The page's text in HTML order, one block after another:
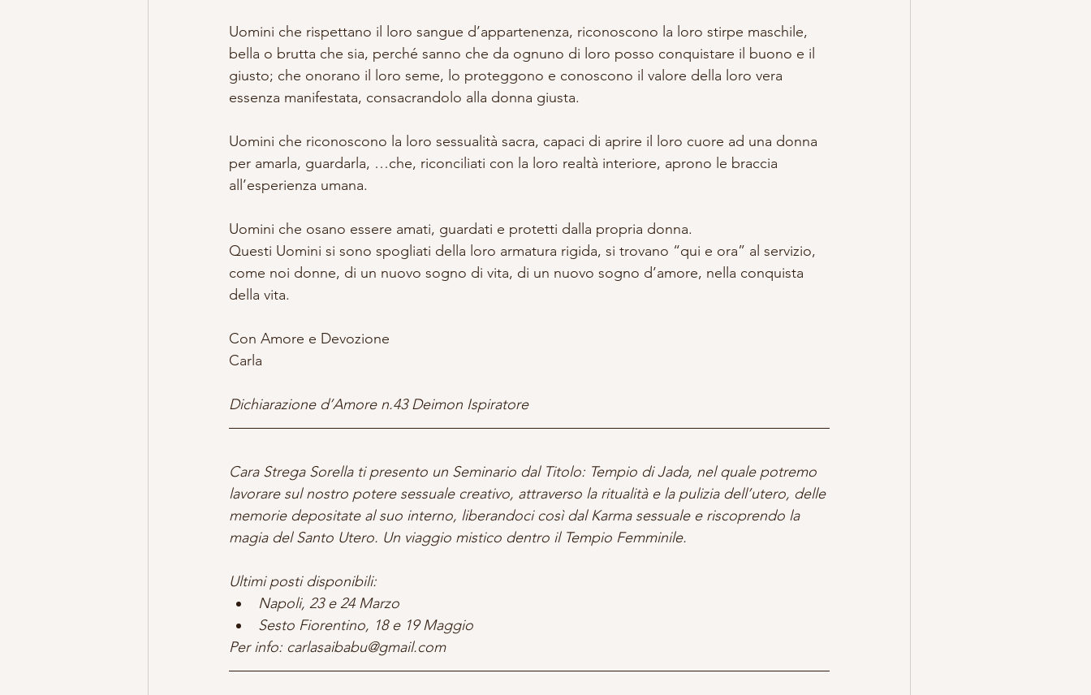
Uomini che rispettano il loro sangue d’appartenenza, riconoscono la loro stirpe maschile,
bella o brutta che sia, perché sanno che da ognuno di loro posso conquistare il buono e il
giusto; che onorano il loro seme, lo proteggono e conoscono il valore della loro vera
essenza manifestata, consacrandolo alla donna giusta.
Uomini che riconoscono la loro sessualità sacra, capaci di aprire il loro cuore ad una donna
per amarla, guardarla, …che, riconciliati con la loro realtà interiore, aprono le braccia
all’esperienza umana.
Uomini che osano essere amati, guardati e protetti dalla propria donna.
Questi Uomini si sono spogliati della loro armatura rigida, si trovano “qui e ora” al servizio,
come noi donne, di un nuovo sogno di vita, di un nuovo sogno d’amore, nella conquista
della vita.
Con Amore e Devozione
Carla
Dichiarazione d’Amore n.43 Deimon Ispiratore
Cara Strega Sorella ti presento un Seminario dal Titolo: Tempio di Jada, nel quale potremo
lavorare sul nostro potere sessuale creativo, attraverso la ritualità e la pulizia dell’utero, delle
memorie depositate al suo interno, liberandoci così dal Karma sessuale e riscoprendo la
magia del Santo Utero. Un viaggio mistico dentro il Tempio Femminile.
Ultimi posti disponibili:
Napoli, 23 e 24 Marzo
Sesto Fiorentino, 18 e 19 Maggio
Per info: carlasaibabu@gmail.com